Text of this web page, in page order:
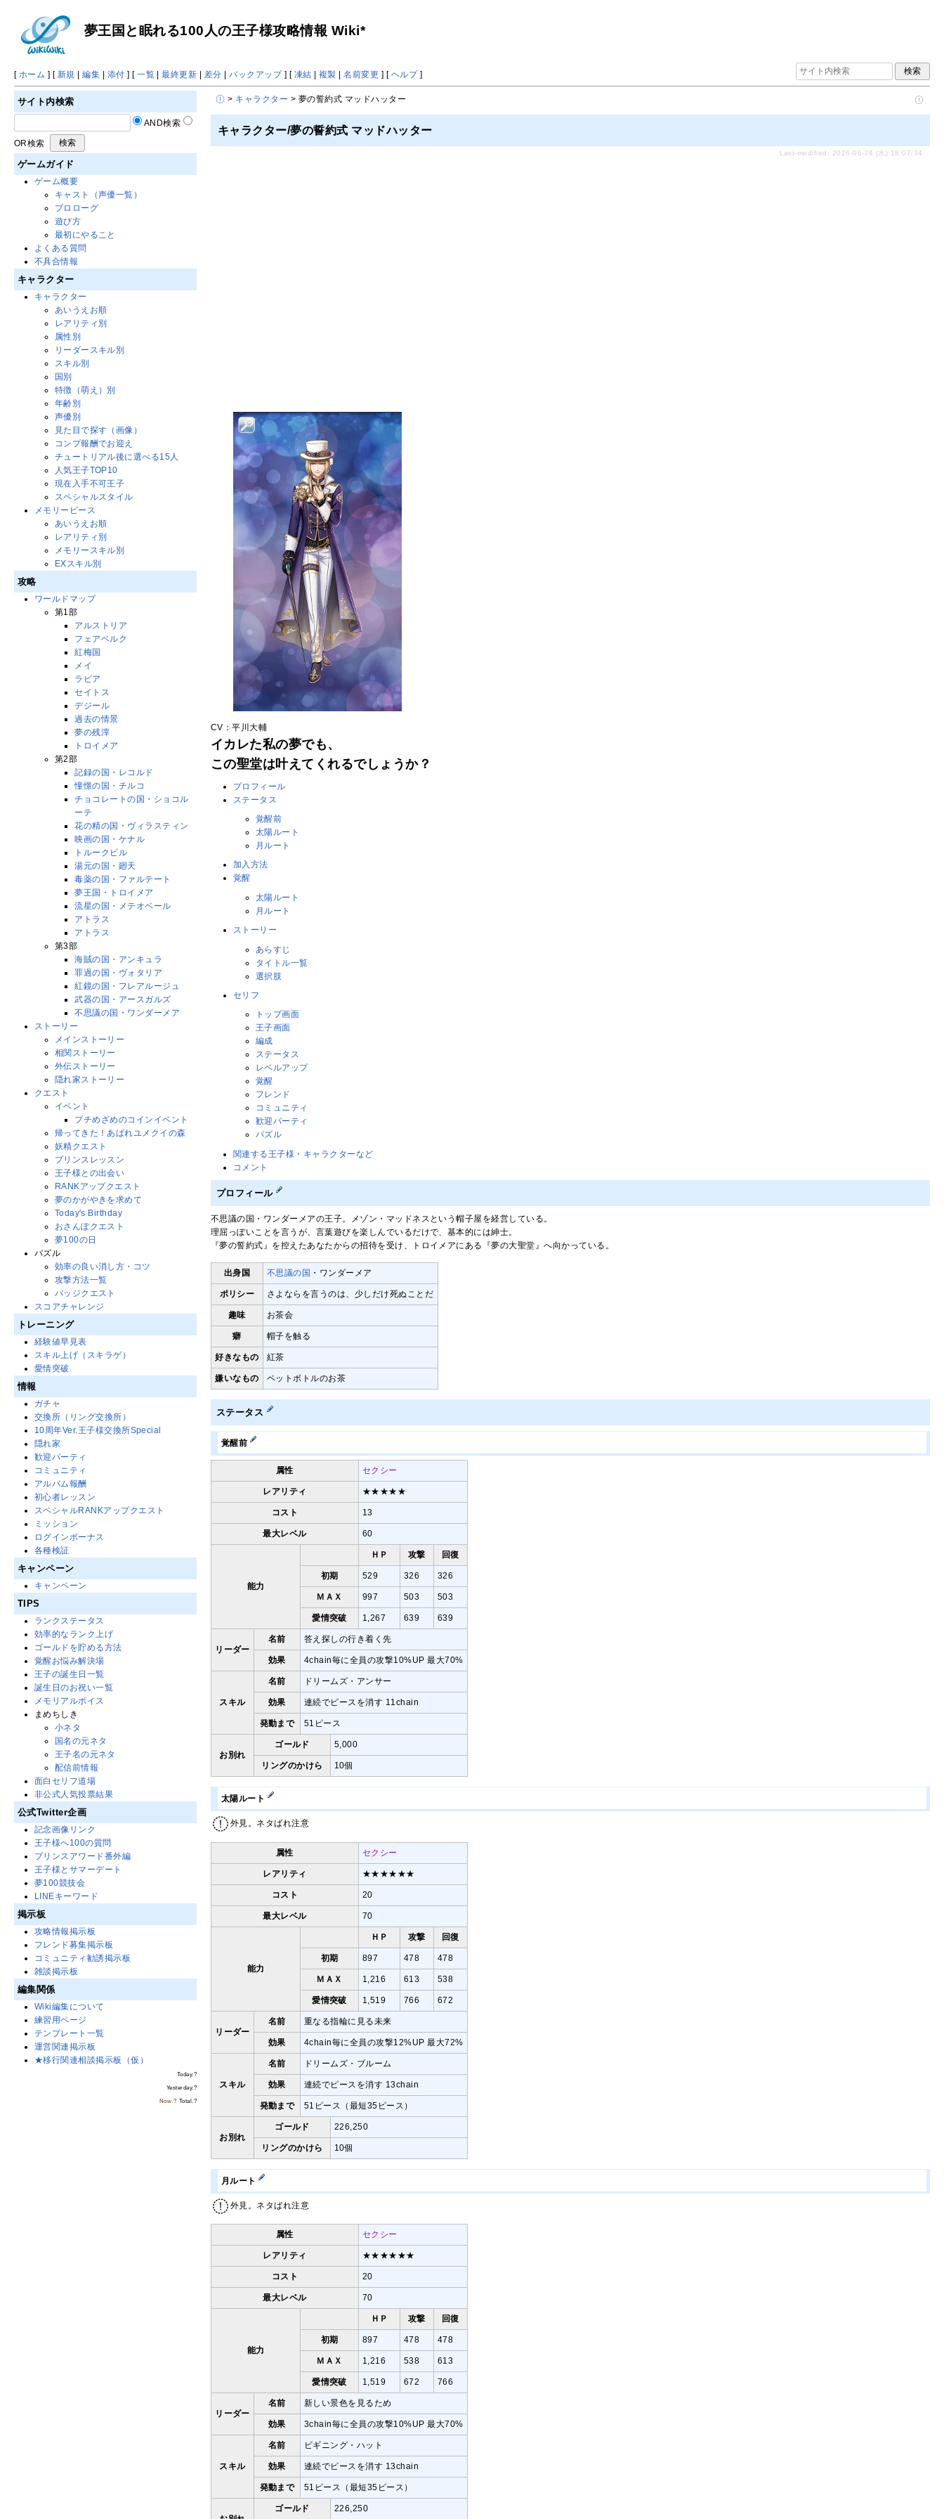
夢王国と眠れる100人の王子様攻略情報 Wiki*
[ ホーム ] [ 新規 |編集 | 添付 ] [一覧 |最終更新 | 差分 |バックアップ] [ 凍結 | 複製 |名前変更 ] [ ヘルプ]
> キャラクター > 夢の誓約式 マッドハッター
キャラクター/夢の誓約式 マッドハッター
Last-modified: 2026-06-24 (水) 18:07:34
CV：平川大輔
イカレた私の夢でも、
この聖堂は叶えてくれるでしょうか？
プロフィール
ステータス
覚醒前
太陽ルート
月ルート
加入方法
覚醒
太陽ルート
月ルート
ストーリー
あらすじ
タイトル一覧
選択肢
セリフ
トップ画面
王子画面
編成
ステータス
レベルアップ
覚醒
フレンド
コミュニティ
歓迎パーティ
パズル
関連する王子様・キャラクターなど
コメント
プロフィール
不思議の国・ワンダーメアの王子。メゾン・マッドネスという帽子屋を経営している。
理屈っぽいことを言うが、言葉遊びを楽しんでいるだけで、基本的には紳士。
『夢の誓約式』を控えたあなたからの招待を受け、トロイメアにある『夢の大聖堂』へ向かっている。
出身国 不思議の国 ・ワンダーメア
ポリシー さよならを言うのは、少しだけ死ぬことだ
趣味 お茶会
癖 帽子を触る
好きなもの 紅茶
嫌いなもの ペットボトルのお茶
ステータス
覚醒前
属性 セクシー
レアリティ ★★★★★
コスト 13
最大レベル 60
能力
ＨＰ 攻撃 回復
初期 529 326 326
ＭＡＸ 997 503 503
愛情突破 1,267 639 639
リーダー
名前 答え探しの行き着く先
効果 4chain毎に全員の攻撃10%UP 最大70%
スキル
名前 ドリームズ・アンサー
効果 連続でピースを消す 11chain
発動まで 51ピース
お別れ
ゴールド 5,000
リングのかけら 10個
太陽ルート
外見。ネタばれ注意
属性 セクシー
レアリティ ★★★★★★
コスト 20
最大レベル 70
能力
ＨＰ 攻撃 回復
初期 897 478 478
ＭＡＸ 1,216 613 538
愛情突破 1,519 766 672
リーダー
名前 重なる指輪に見る未来
効果 4chain毎に全員の攻撃12%UP 最大72%
スキル
名前 ドリームズ・ブルーム
効果 連続でピースを消す 13chain
発動まで 51ピース（最短35ピース）
お別れ
ゴールド 226,250
リングのかけら 10個
月ルート
外見。ネタばれ注意
属性 セクシー
レアリティ ★★★★★★
コスト 20
最大レベル 70
能力
ＨＰ 攻撃 回復
初期 897 478 478
ＭＡＸ 1,216 538 613
愛情突破 1,519 672 766
リーダー
名前 新しい景色を見るため
効果 3chain毎に全員の攻撃10%UP 最大70%
スキル
名前 ビギニング・ハット
効果 連続でピースを消す 13chain
発動まで 51ピース（最短35ピース）
ゴールド 226,250
サイト内検索
AND検索
OR検索
ゲームガイド
ゲーム概要
キャスト（声優一覧）
プロローグ
遊び方
最初にやること
よくある質問
不具合情報
キャラクター
キャラクター
あいうえお順
レアリティ別
属性別
リーダースキル別
スキル別
国別
特徴（萌え）別
年齢別
声優別
見た目で探す（画像）
コンプ報酬でお迎え
チュートリアル後に選べる15人
人気王子TOP10
現在入手不可王子
スペシャルスタイル
メモリーピース
あいうえお順
レアリティ別
メモリースキル別
EXスキル別
攻略
ワールドマップ
第1部
アルストリア
フェアベルク
紅梅国
メイ
ラビア
セイトス
デジール
過去の情景
夢の残滓
トロイメア
第2部
記録の国・レコルド
憧憬の国・チルコ
チョコレートの国・ショコル
ーテ
花の精の国・ヴィラスティン
映画の国・ケナル
トルークビル
湯元の国・廻天
毒薬の国・ファルテート
夢王国・トロイメア
流星の国・メテオベール
アトラス
アトラス
第3部
海賊の国・アンキュラ
罪過の国・ヴォタリア
紅鏡の国・フレアルージュ
武器の国・アースガルズ
不思議の国・ワンダーメア
ストーリー
メインストーリー
相関ストーリー
外伝ストーリー
隠れ家ストーリー
クエスト
イベント
プチめざめのコインイベント
帰ってきた！あばれユメクイの森
妖精クエスト
プリンスレッスン
王子様との出会い
RANKアップクエスト
夢のかがやきを求めて
Today's Birthday
おさんぽクエスト
夢100の日
パズル
効率の良い消し方・コツ
攻撃方法一覧
バッジクエスト
スコアチャレンジ
トレーニング
経験値早見表
スキル上げ（スキラゲ）
愛情突破
情報
ガチャ
交換所（リング交換所）
10周年Ver.王子様交換所Special
隠れ家
歓迎パーティ
コミュニティ
アルバム報酬
初心者レッスン
スペシャルRANKアップクエスト
ミッション
ログインボーナス
各種検証
キャンペーン
キャンペーン
TIPS
ランクステータス
効率的なランク上げ
ゴールドを貯める方法
覚醒お悩み解決場
王子の誕生日一覧
誕生日のお祝い一覧
メモリアルボイス
まめちしき
小ネタ
国名の元ネタ
王子名の元ネタ
配信前情報
面白セリフ道場
非公式人気投票結果
公式Twitter企画
記念画像リンク
王子様へ100の質問
プリンスアワード番外編
王子様とサマーデート
夢100競技会
LINEキーワード
掲示板
攻略情報掲示板
フレンド募集掲示板
コミュニティ勧誘掲示板
雑談掲示板
編集関係
Wiki編集について
練習用ページ
テンプレート一覧
運営関連掲示板
★移行関連相談掲示板（仮）
Today.?
Yesterday.?
Now.? Total.?